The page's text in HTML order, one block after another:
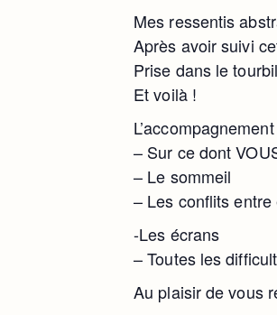
Mes ressentis
Après avoir suivi
Prise dans le
Et voilà !
– Sur ce dont
– Le sommeil
– Les conflits entre
-Les écrans
– Toutes les
Au plaisir de vous